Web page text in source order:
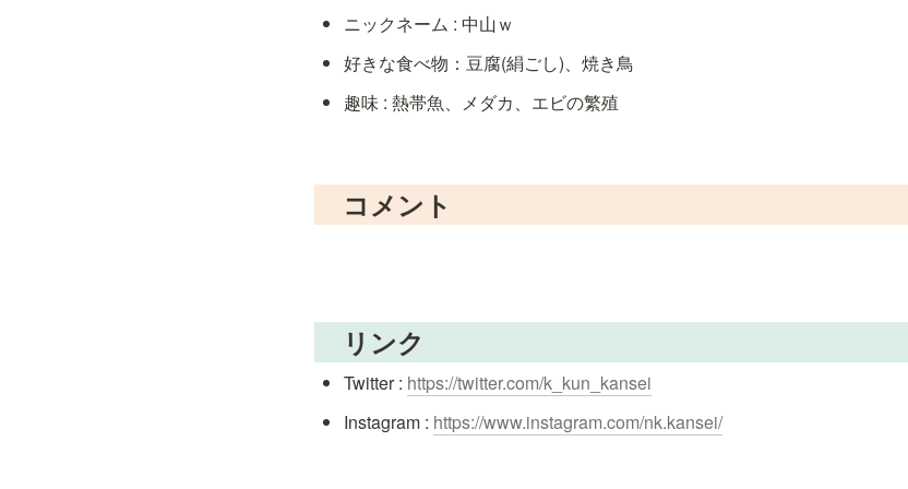
ニックネーム : 中山ｗ
好きな食べ物：豆腐(絹ごし)、焼き鳥
趣味 : 熱帯魚、メダカ、エビの繁殖
コメント
リンク
Twitter : https://twitter.com/k_kun_kansei
Instagram : https://www.instagram.com/nk.kansei/